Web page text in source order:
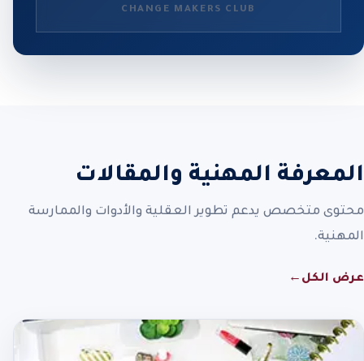
CHANGE MAKERS CLUB
المعرفة المهنية والمقالات
محتوى متخصص يدعم تطوير العقلية والأدوات والممارسة
المهنية.
عرض الكل ←